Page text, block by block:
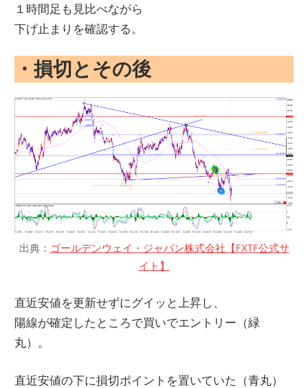
１時間足も見比べながら
下げ止まりを確認する。
・損切とその後
出典： ゴールデンウェイ・ジャパン株式会社【FXTF公式サ
イト】
直近安値を更新せずにグイッと上昇し、
陽線が確定したところで買いでエントリー（緑
丸）。
直近安値の下に損切ポイントを置いていた（青丸）